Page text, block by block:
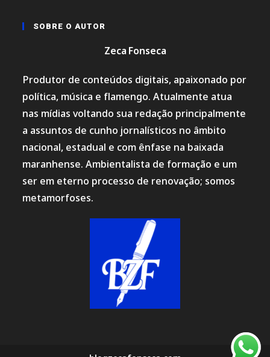
SOBRE O AUTOR
Zeca Fonseca
Produtor de conteúdos digitais, apaixonado por
política, música e flamengo. Atualmente atua
nas mídias voltando sua redação principalmente
a assuntos de cunho jornalísticos no âmbito
nacional, estadual e com ênfase na baixada
maranhense. Ambientalista de formação e um
ser em eterno processo de renovação; somos
metamorfoses.